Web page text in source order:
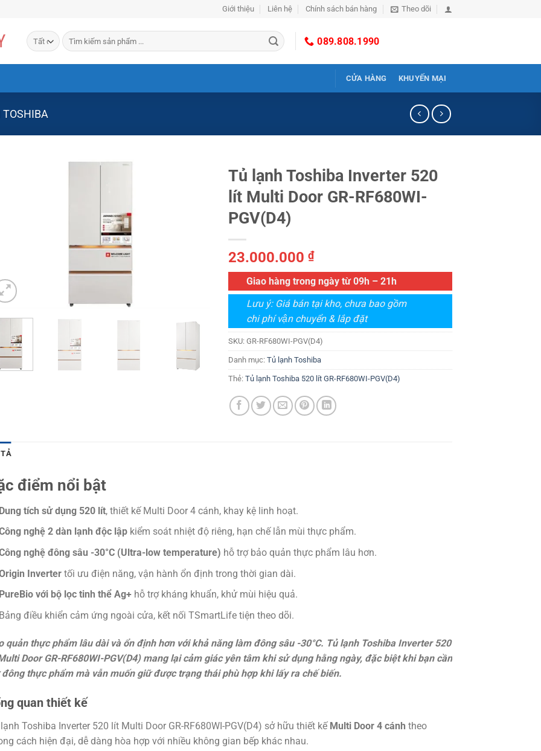
Giới thiệu Liên hệ Chính sách bán hàng Theo dõi
Tìm
kiếm:
089.808.1990
CỬA HÀNG KHUYẾN MẠI
Tủ lạnh Toshiba Inverter 520
lít Multi Door GR-RF680WI-
PGV(D4)
23.000.000₫
Giao hàng trong ngày từ 09h – 21h
Lưu ý: Giá bán tại kho, chưa bao gồm
chi phí vận chuyển & lắp đặt
SKU:GR-RF680WI-PGV(D4)
Danh mục:Tủ lạnh Toshiba
Thẻ:Tủ lạnh Toshiba 520 lít GR-RF680WI-PGV(D4)
điểm nổi bật
Dung tích sử dụng 520 lít, thiết kế Multi Door 4 cánh, khay kệ linh hoạt.
nghệ 2 dàn lạnh độc lập kiểm soát nhiệt độ riêng, hạn chế lẫn mùi thực phẩm.
nghệ đông sâu -30°C (Ultra-low temperature) hỗ trợ bảo quản thực phẩm lâu hơn.
Inverter tối ưu điện năng, vận hành ổn định trong thời gian dài.
PureBio với bộ lọc tinh thể Ag+ hỗ trợ kháng khuẩn, khử mùi hiệu quả.
Bảng điều khiển cảm ứng ngoài cửa, kết nối TSmartLife tiện theo dõi.
quản thực phẩm lâu dài và ổn định hơn với khả năng làm đông sâu -30°C. Tủ lạnh Toshiba Inverter 520
Door GR-RF680WI-PGV(D4) mang lại cảm giác yên tâm khi sử dụng hằng ngày, đặc biệt khi bạn cần
thực phẩm mà vẫn muốn giữ được trạng thái phù hợp khi lấy ra chế biến.
quan thiết kế
Toshiba Inverter 520 lít Multi Door GR-RF680WI-PGV(D4) sở hữu thiết kế Multi Door 4 cánh theo
cách hiện đại, dễ dàng hòa hợp với nhiều không gian bếp khác nhau.